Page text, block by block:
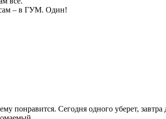
сам – в ГУМ. Один!
понравится. Сегодня одного уберет,